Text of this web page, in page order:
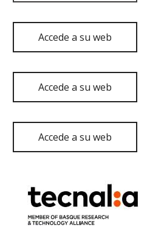
Accede a su web
Accede a su web
Accede a su web